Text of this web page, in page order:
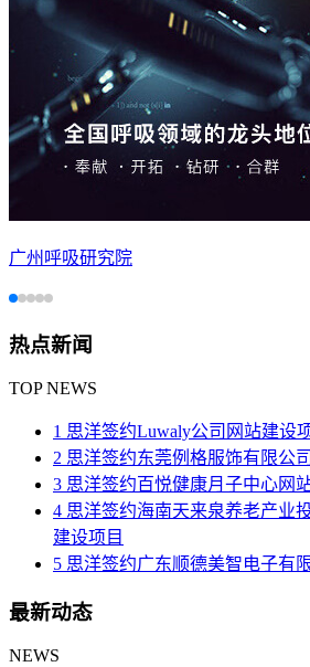
广州呼吸研究院
热点新闻
TOP NEWS
1 思洋签约Luwaly公司网站建设
2 思洋签约东莞例格服饰有限公
3 思洋签约百悦健康月子中心​网
4 思洋签约海南天来泉养老产业
建设项目
5 思洋签约广东顺德美智电子有
最新动态
NEWS